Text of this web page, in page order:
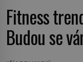
Fitness
Budou se